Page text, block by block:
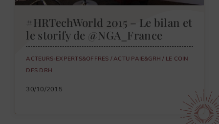
#HRTechWorld 2015 – Le bilan et
le storify de @NGA_France
ACTEURS-EXPERTS&OFFRES / ACTU PAIE&GRH / LE COIN
DES DRH
30/10/2015